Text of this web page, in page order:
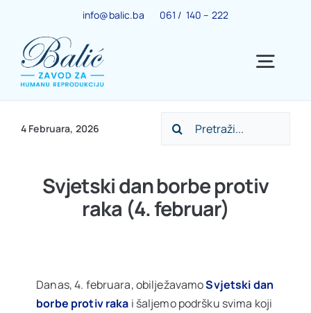
content
info@balic.ba 061 / 140 – 222
Ginekološki centar
IVF centar
4 Februara, 2026
Search
Svjetski dan borbe protiv
raka (4. februar)
Danas, 4. februara, obilježavamoSvjetski dan
borbe protiv raka i šaljemo podršku svima koji